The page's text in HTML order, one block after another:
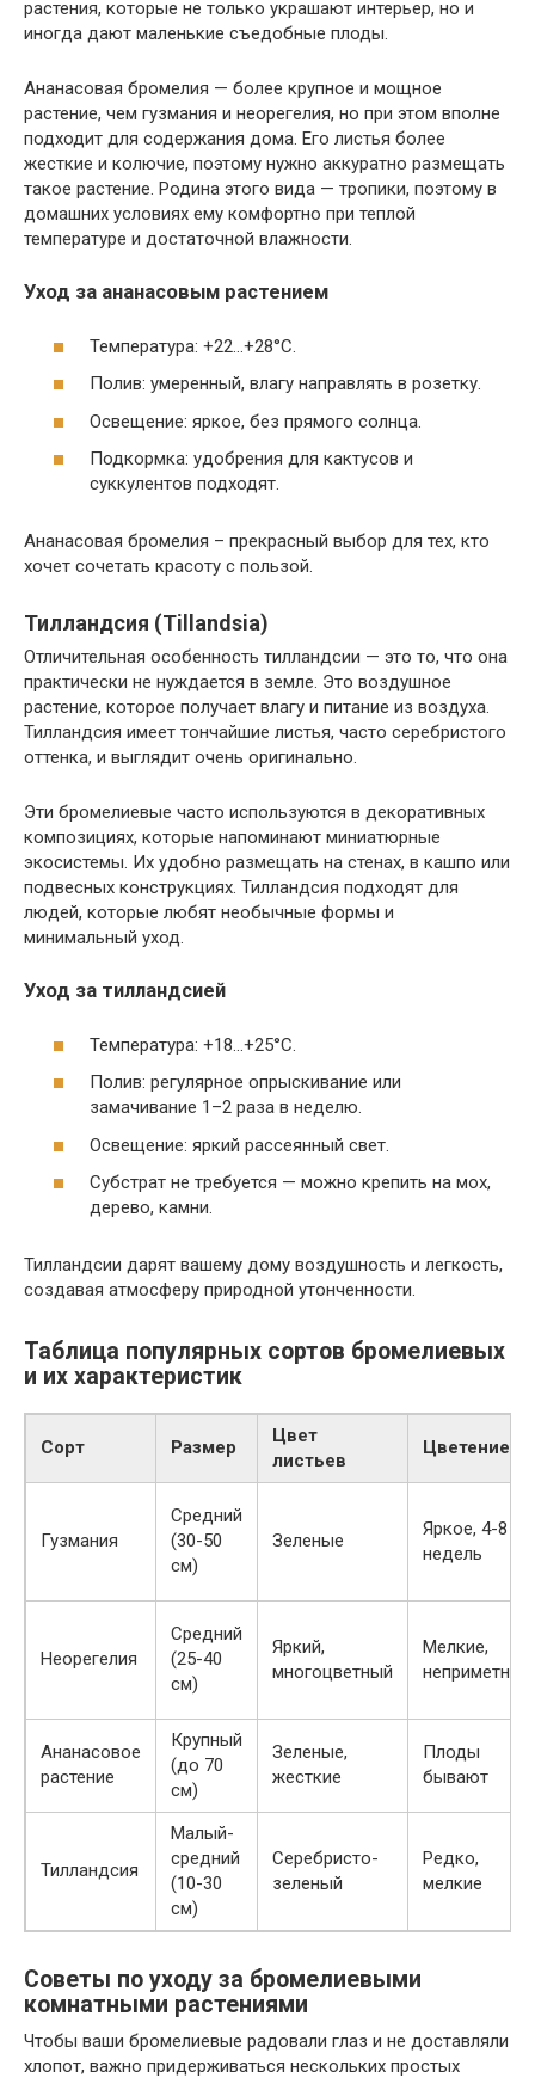
растения, которые не только украшают интерьер, но и
иногда дают маленькие съедобные плоды.
Ананасовая бромелия — более крупное и мощное
растение, чем гузмания и неорегелия, но при этом вполне
подходит для содержания дома. Его листья более
жесткие и колючие, поэтому нужно аккуратно размещать
такое растение. Родина этого вида — тропики, поэтому в
домашних условиях ему комфортно при теплой
температуре и достаточной влажности.
Уход за ананасовым растением
Температура: +22…+28°C.
Полив: умеренный, влагу направлять в розетку.
Освещение: яркое, без прямого солнца.
Подкормка: удобрения для кактусов и
суккулентов подходят.
Ананасовая бромелия – прекрасный выбор для тех, кто
хочет сочетать красоту с пользой.
Тилландсия (Tillandsia)
Отличительная особенность тилландсии — это то, что она
практически не нуждается в земле. Это воздушное
растение, которое получает влагу и питание из воздуха.
Тилландсия имеет тончайшие листья, часто серебристого
оттенка, и выглядит очень оригинально.
Эти бромелиевые часто используются в декоративных
композициях, которые напоминают миниатюрные
экосистемы. Их удобно размещать на стенах, в кашпо или
подвесных конструкциях. Тилландсия подходят для
людей, которые любят необычные формы и
минимальный уход.
Уход за тилландсией
Температура: +18…+25°C.
Полив: регулярное опрыскивание или
замачивание 1–2 раза в неделю.
Освещение: яркий рассеянный свет.
Субстрат не требуется — можно крепить на мох,
дерево, камни.
Тилландсии дарят вашему дому воздушность и легкость,
создавая атмосферу природной утонченности.
Таблица популярных сортов бромелиевых
и их характеристик
Сорт Размер
Цвет
листьев
Цветение
Гузмания
Средний
(30-50
см)
Зеленые
Яркое, 4-8
недель
Неорегелия
Средний
(25-40
см)
Яркий,
многоцветный
Мелкие,
неприметные
Ананасовое
растение
Крупный
(до 70
см)
Зеленые,
жесткие
Плоды
бывают
Тилландсия
Малый-
средний
(10-30
см)
Серебристо-
зеленый
Редко,
мелкие
Советы по уходу за бромелиевыми
комнатными растениями
Чтобы ваши бромелиевые радовали глаз и не доставляли
хлопот, важно придерживаться нескольких простых